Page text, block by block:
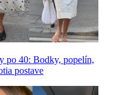
po 40: Bodky, popelín,
postave